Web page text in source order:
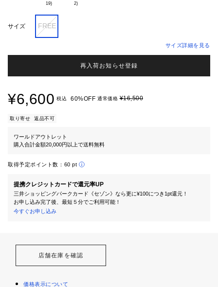
19)
サイズ FREE
サイズ詳細を見る
再入荷お知らせ登録
¥6,600 税込 60%OFF 通常価格¥16,500
取り寄せ 返品不可
ワールドアウトレット
購入合計金額20,000円以上で送料無料
取得予定ポイント数： 60 pt
提携クレジットカードで還元率UP
三井ショッピングパークカード《セゾン》なら更に¥100につき1pt還元！
お申し込み完了後、最短５分でご利用可能！
今すぐお申し込み
店舗在庫を確認
価格表示について